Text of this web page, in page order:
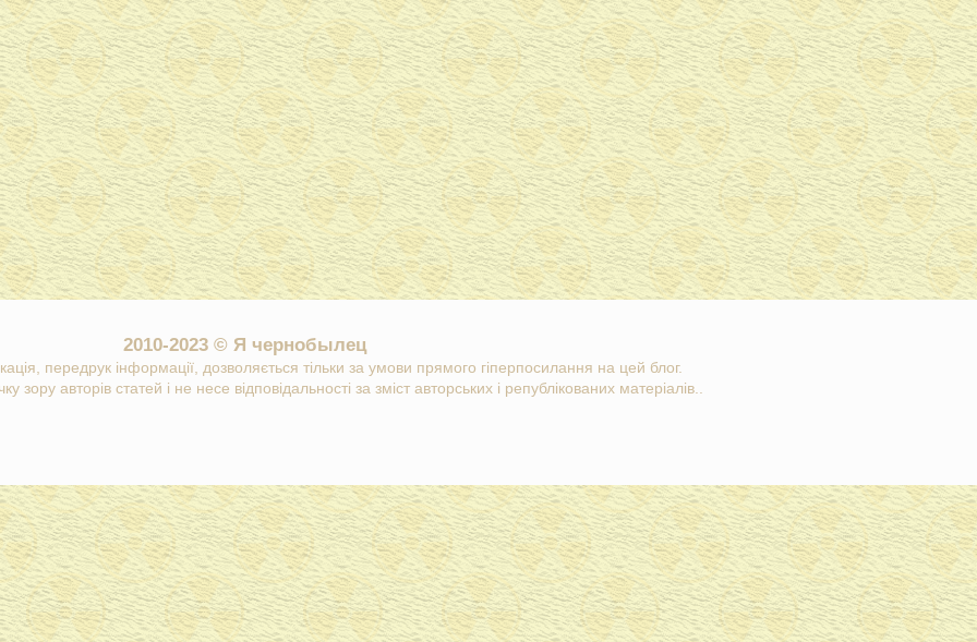
2010-2023 © Я чернобылец
передрук інформації, дозволяється тільки за умови прямого гіперпосилання на цей блог.
зору авторів статей і не несе відповідальності за зміст авторських і републікованих матеріалів..